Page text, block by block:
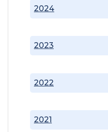
2021
2022
2023
2024